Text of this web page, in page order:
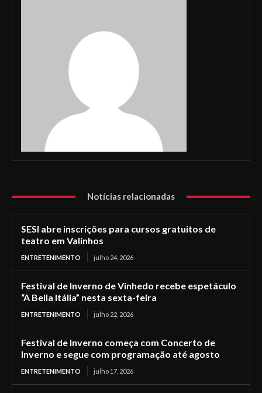
Notícias relacionadas
SESI abre inscrições para cursos gratuitos de
teatro em Valinhos
ENTRETENIMENTO julho 24, 2026
Festival de Inverno de Vinhedo recebe espetáculo
“A Bella Itália” nesta sexta-feira
ENTRETENIMENTO julho 22, 2026
Festival de Inverno começa com Concerto de
Inverno e segue com programação até agosto
ENTRETENIMENTO julho 17, 2026